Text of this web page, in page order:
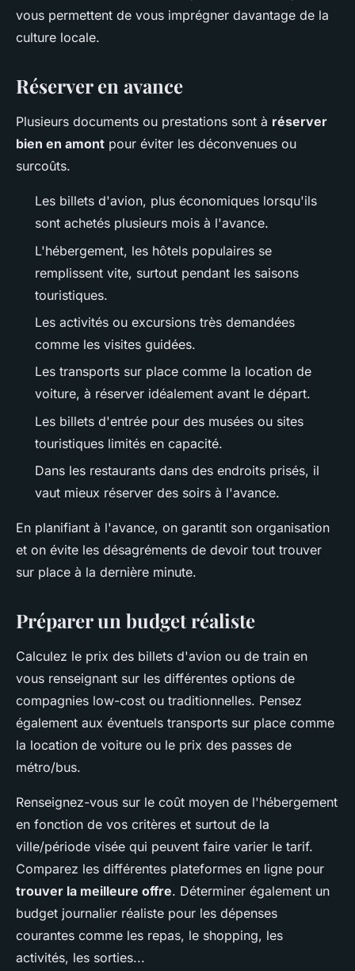
vous permettent de vous imprégner davantage de la
culture locale.
Réserver en avance
Plusieurs documents ou prestations sont à réserver
bien en amont pour éviter les déconvenues ou
surcoûts.
Les billets d'avion, plus économiques lorsqu'ils
sont achetés plusieurs mois à l'avance.
L'hébergement, les hôtels populaires se
remplissent vite, surtout pendant les saisons
touristiques.
Les activités ou excursions très demandées
comme les visites guidées.
Les transports sur place comme la location de
voiture, à réserver idéalement avant le départ.
Les billets d'entrée pour des musées ou sites
touristiques limités en capacité.
Dans les restaurants dans des endroits prisés, il
vaut mieux réserver des soirs à l'avance.
En planifiant à l'avance, on garantit son organisation
et on évite les désagréments de devoir tout trouver
sur place à la dernière minute.
Préparer un budget réaliste
Calculez le prix des billets d'avion ou de train en
vous renseignant sur les différentes options de
compagnies low-cost ou traditionnelles. Pensez
également aux éventuels transports sur place comme
la location de voiture ou le prix des passes de
métro/bus.
Renseignez-vous sur le coût moyen de l'hébergement
en fonction de vos critères et surtout de la
ville/période visée qui peuvent faire varier le tarif.
Comparez les différentes plateformes en ligne pour
trouver la meilleure offre. Déterminer également un
budget journalier réaliste pour les dépenses
courantes comme les repas, le shopping, les
activités, les sorties...